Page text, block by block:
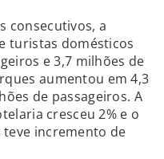
consecutivos, a
turistas domésticos
e 3,7 milhões de
aumentou em 4,3
de passageiros. A
cresceu 2% e o
incremento de